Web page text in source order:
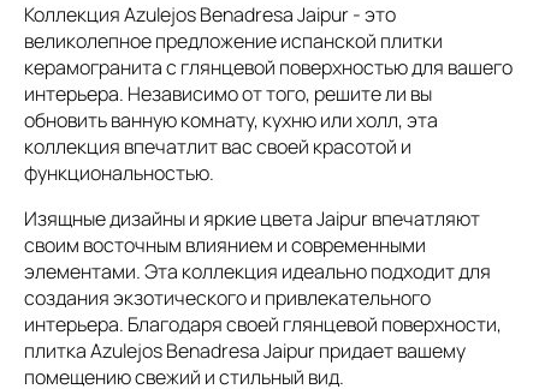
Коллекция Azulejos Benadresa Jaipur - это
великолепное предложение испанской плитки
керамогранита с глянцевой поверхностью для вашего
интерьера. Независимо от того, решите ли вы
обновить ванную комнату, кухню или холл, эта
коллекция впечатлит вас своей красотой и
функциональностью.
Изящные дизайны и яркие цвета Jaipur впечатляют
своим восточным влиянием и современными
элементами. Эта коллекция идеально подходит для
создания экзотического и привлекательного
интерьера. Благодаря своей глянцевой поверхности,
плитка Azulejos Benadresa Jaipur придает вашему
помещению свежий и стильный вид.